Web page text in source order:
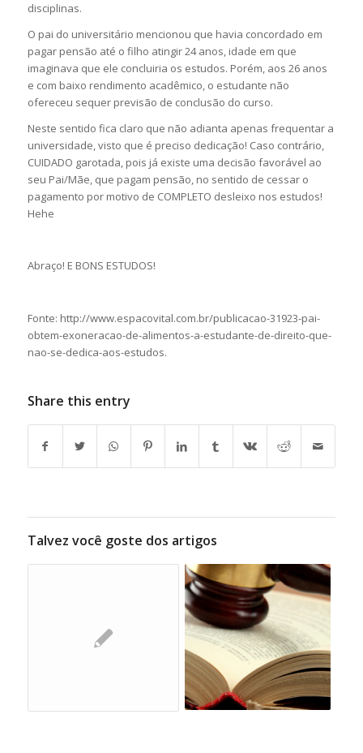
disciplinas.
O pai do universitário mencionou que havia concordado em
pagar pensão até o filho atingir 24 anos, idade em que
imaginava que ele concluiria os estudos. Porém, aos 26 anos
e com baixo rendimento acadêmico, o estudante não
ofereceu sequer previsão de conclusão do curso.
Neste sentido fica claro que não adianta apenas frequentar a
universidade, visto que é preciso dedicação! Caso contrário,
CUIDADO garotada, pois já existe uma decisão favorável ao
seu Pai/Mãe, que pagam pensão, no sentido de cessar o
pagamento por motivo de COMPLETO desleixo nos estudos!
Hehe
Abraço! E BONS ESTUDOS!
Fonte: http://www.espacovital.com.br/publicacao-31923-pai-
obtem-exoneracao-de-alimentos-a-estudante-de-direito-que-
nao-se-dedica-aos-estudos.
Share this entry
Talvez você goste dos artigos